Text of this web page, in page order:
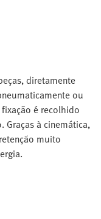
diretamente
ou
é recolhido
à cinemática,
muito